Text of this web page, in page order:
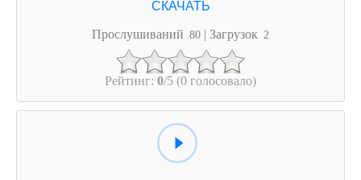
Прослушиваний 80 | Загрузок 2
Рейтинг: 0/5 (0 голосовало)